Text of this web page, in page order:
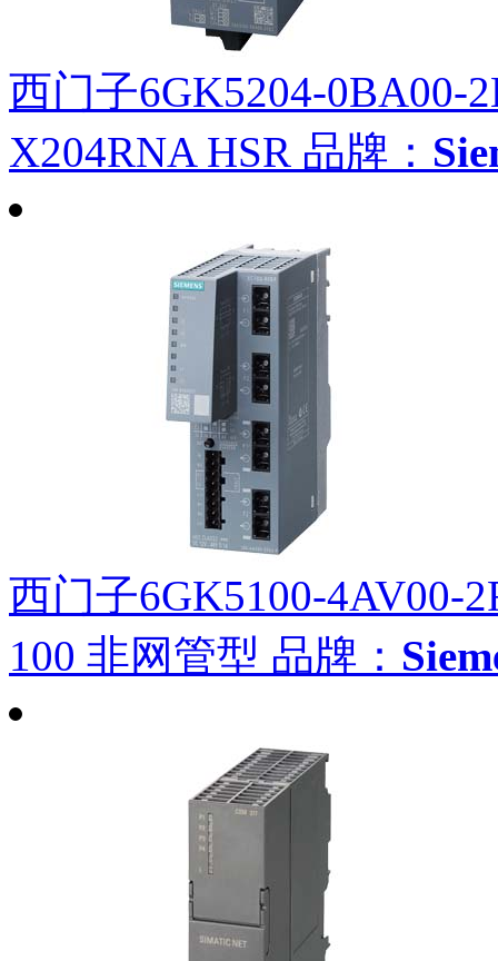
西门子6GK5204-0BA00-
X204RNA HSR 品牌：
西门子6GK5100-4AV00-
100 非网管型 品牌：